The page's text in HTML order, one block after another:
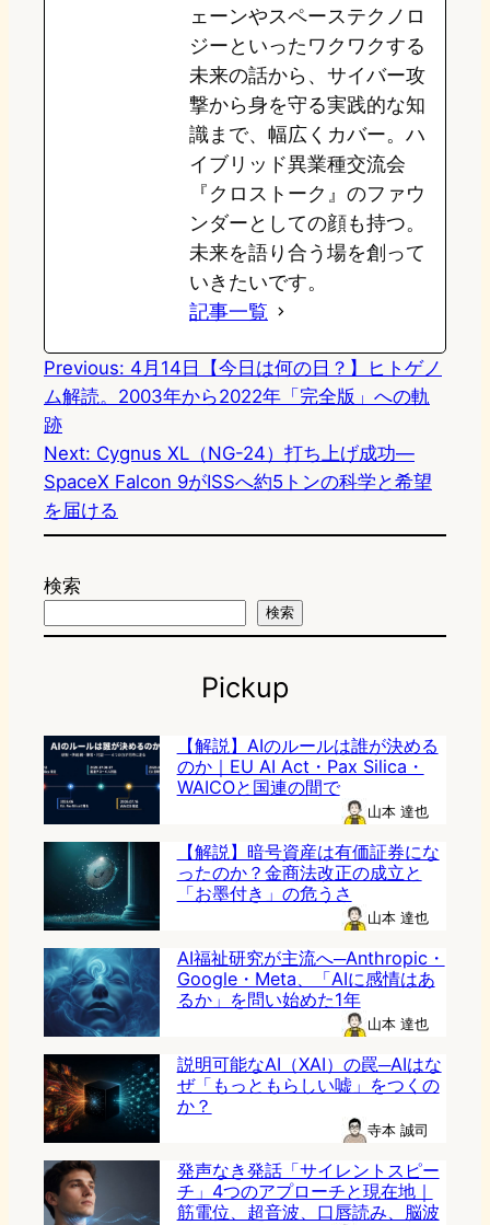
ェーンやスペーステクノロ
ジーといったワクワクする
未来の話から、サイバー攻
撃から身を守る実践的な知
識まで、幅広くカバー。ハ
イブリッド異業種交流会
『クロストーク』のファウ
ンダーとしての顔も持つ。
未来を語り合う場を創って
いきたいです。
記事一覧
Previous: 4月14日【今日は何の日？】ヒトゲノ
ム解読。2003年から2022年「完全版」への軌
跡
Next: Cygnus XL（NG-24）打ち上げ成功—
SpaceX Falcon 9がISSへ約5トンの科学と希望
を届ける
検索
検索
Pickup
【解説】AIのルールは誰が決める
のか｜EU AI Act・Pax Silica・
WAICOと国連の間で
山本 達也
【解説】暗号資産は有価証券にな
ったのか？金商法改正の成立と
「お墨付き」の危うさ
山本 達也
AI福祉研究が主流へ─Anthropic・
Google・Meta、「AIに感情はあ
るか」を問い始めた1年
山本 達也
説明可能なAI（XAI）の罠─AIはな
ぜ「もっともらしい嘘」をつくの
か？
寺本 誠司
発声なき発話「サイレントスピー
チ」4つのアプローチと現在地｜
筋電位、超音波、口唇読み、脳波